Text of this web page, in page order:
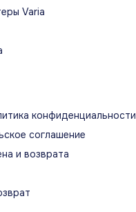
Varia
конфиденциальности
соглашение
и возврата